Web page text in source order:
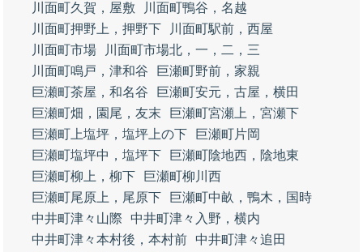
川面町久賀，屋敷
川面町鴨谷，名越
川面町押野上，押野下
川面町駅前，西屋
川面町市場
川面町市場北，一，二，三
川面町鳴戸，津和谷
巨瀬町野前，家親
巨瀬町茶屋，和名谷
巨瀬町安元，古屋，横田
巨瀬町畑，園尾，友末
巨瀬町宮瀬上，宮瀬下
巨瀬町上塩坪，塩坪上の下
巨瀬町片岡
巨瀬町塩坪中，塩坪下
巨瀬町陰地西，陰地東
巨瀬町柳上，柳下
巨瀬町柳川西
巨瀬町尾原上，尾原下
巨瀬町中畝，鴨木，国時
中井町津々山際
中井町津々入野，横内
中井町津々本村後，本村前
中井町津々追田